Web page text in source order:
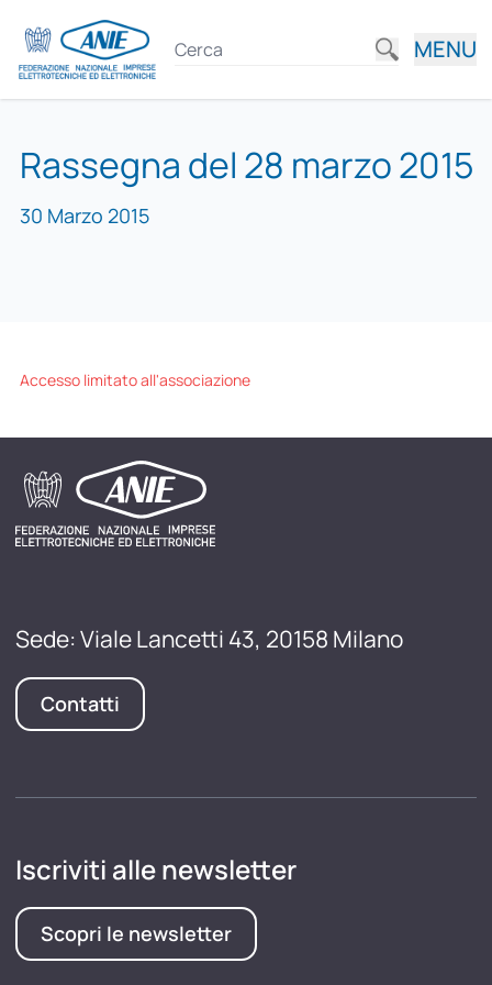
MENU
Rassegna del 28 marzo 2015
30 Marzo 2015
Accesso limitato all'associazione
Sede: Viale Lancetti 43, 20158 Milano
Contatti
Iscriviti alle newsletter
Scopri le newsletter